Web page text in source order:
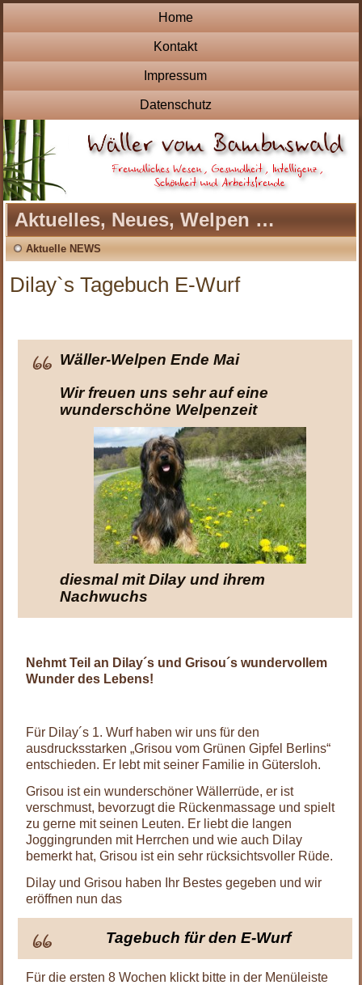
Home
Kontakt
Impressum
Datenschutz
Aktuelles, Neues, Welpen …
Aktuelle NEWS
Dilay`s Tagebuch E-Wurf
Wäller-Welpen Ende Mai
Wir freuen uns sehr auf eine
wunderschöne Welpenzeit
diesmal mit Dilay und ihrem
Nachwuchs
Nehmt Teil an Dilay´s und Grisou´s wundervollem
Wunder des Lebens!
Für Dilay´s 1. Wurf haben wir uns für den
ausdrucksstarken „Grisou vom Grünen Gipfel Berlins“
entschieden. Er lebt mit seiner Familie in Gütersloh.
Grisou ist ein wunderschöner Wällerrüde, er ist
verschmust, bevorzugt die Rückenmassage und spielt
zu gerne mit seinen Leuten. Er liebt die langen
Joggingrunden mit Herrchen und wie auch Dilay
bemerkt hat, Grisou ist ein sehr rücksichtsvoller Rüde.
Dilay und Grisou haben Ihr Bestes gegeben und wir
eröffnen nun das
Tagebuch für den E-Wurf
Für die ersten 8 Wochen klickt bitte in der Menüleiste